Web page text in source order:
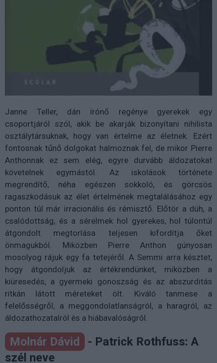
Janne Teller, dán írónő regénye gyerekek egy
csoportjáról szól, akik be akarják bizonyítani nihilista
osztálytársuknak, hogy van értelme az életnek. Ezért
fontosnak tűnő dolgokat halmoznak fel, de mikor Pierre
Anthonnak ez sem elég, egyre durvább áldozatokat
követelnek egymástól. Az iskolások története
megrendítő, néha egészen sokkoló, és görcsös
ragaszkodásuk az élet értelmének megtalálásához egy
ponton túl már irracionális és rémisztő. Előtör a düh, a
csalódottság, és a sérelmek hol gyerekes, hol túlontúl
átgondolt megtorlása teljesen kifordítja őket
önmagukból. Miközben Pierre Anthon gúnyosan
mosolyog rájuk egy fa tetejéről. A Semmi arra késztet,
hogy átgondoljuk az értékrendünket, miközben a
kiüresedés, a gyermeki gonoszság és az abszurditás
ritkán látott méreteket ölt. Kiváló tanmese a
felelősségről, a meggondolatlanságról, a haragról, az
áldozathozatalról és a hiábavalóságról.
Molnár Dávid
- Patrick Rothfuss: A
szél neve